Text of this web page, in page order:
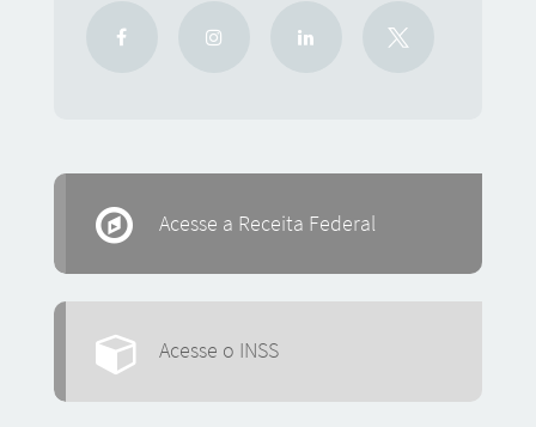
Acesse a Receita Federal
Acesse o INSS